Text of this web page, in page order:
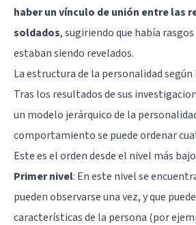
haber un vínculo de unión entre las
soldados, sugiriendo que había
estaban siendo revelados.
La estructura de la personalidad según
Tras los resultados de sus
un modelo jerárquico de la
comportamiento se puede ordenar
Este es el orden desde el nivel más
Primer nivel: En este nivel se
pueden observarse una vez, y que
características de la persona (por